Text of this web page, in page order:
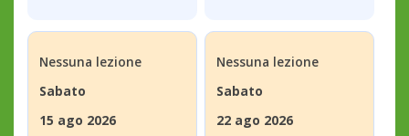
Nessuna lezione
Sabato
15 ago 2026
Nessuna lezione
Sabato
22 ago 2026